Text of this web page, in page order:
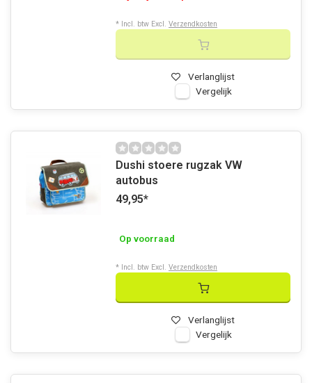
Verlanglijst
Vergelijk
* Incl. btw Excl. Verzendkosten
Dushi stoere rugzak VW
autobus
49,95*
Op voorraad
Verlanglijst
Vergelijk
* Incl. btw Excl. Verzendkosten